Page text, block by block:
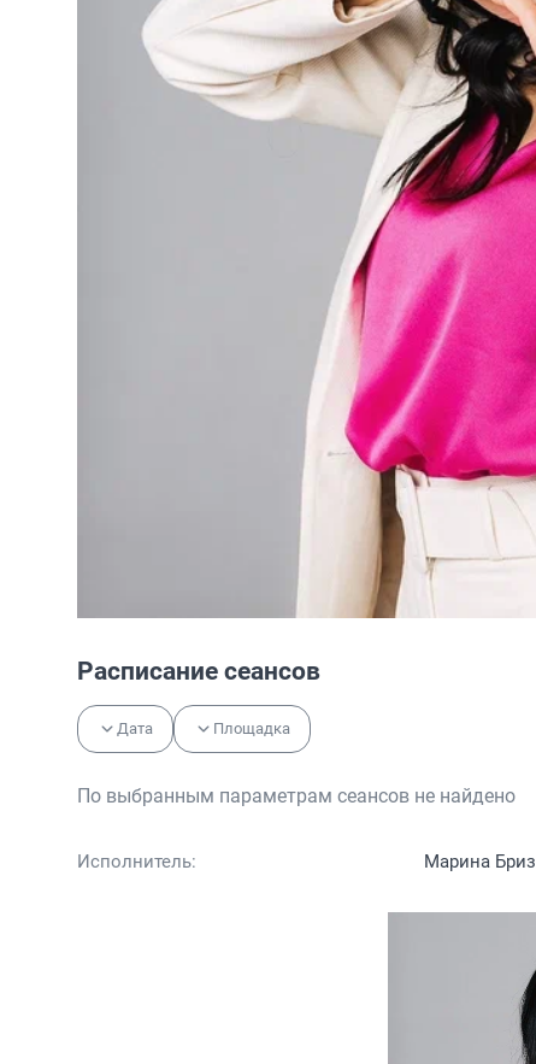
Расписание сеансов
Дата Площадка
По выбранным параметрам сеансов не найдено
Исполнитель: Марина Бриз